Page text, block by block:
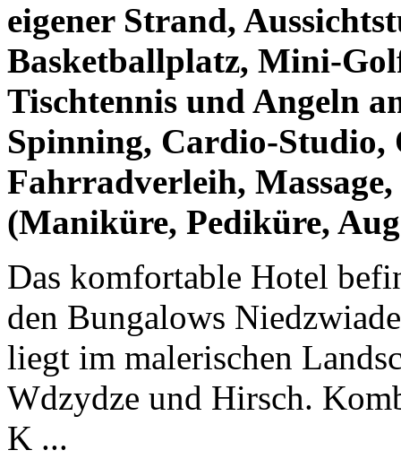
eigener Strand,
Basketballplatz, Mini-
Tischtennis und Angeln
Spinning, Cardio-Studio,
Fahrradverleih,
(Maniküre, Pediküre,
Das komfortable Hotel
den Bungalows
liegt im malerischen
Wdzydze und Hirsch.
K ...